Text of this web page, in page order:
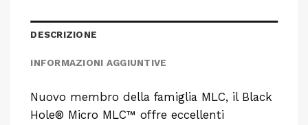
DESCRIZIONE
INFORMAZIONI AGGIUNTIVE
Nuovo membro della famiglia MLC, il Black
Hole® Micro MLC™ offre eccellenti